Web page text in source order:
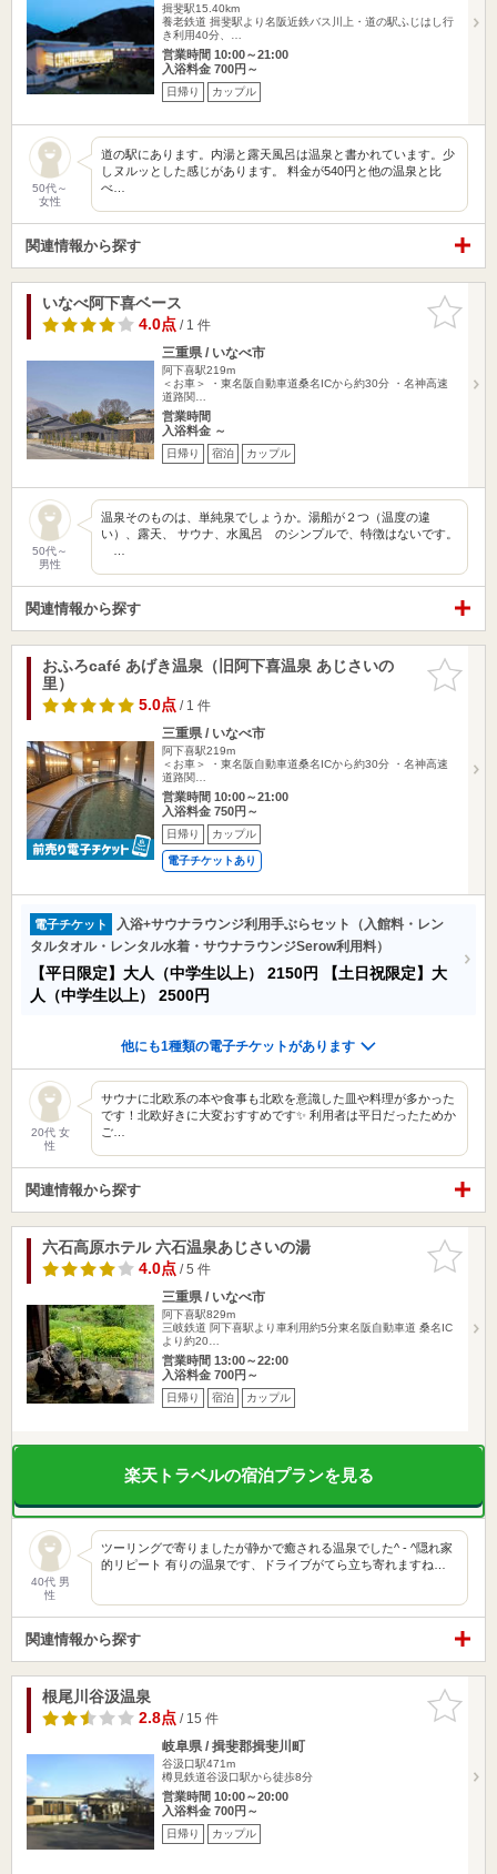
揖斐駅15.40km
養老鉄道 揖斐駅より名阪近鉄バス川上・道の駅ふじはし行
き利用40分、…
営業時間 10:00～21:00
入浴料金 700円～
日帰り カップル
50代～
女性
道の駅にあります。内湯と露天風呂は温泉と書かれています。少
しヌルッとした感じがあります。 料金が540円と他の温泉と比
べ…
関連情報から探す
お気に入
りに追加
いなべ阿下喜ベース
4.0点/ 1 件
三重県 / いなべ市
阿下喜駅219m
＜お車＞ ・東名阪自動車道桑名ICから約30分 ・名神高速
道路関…
営業時間
入浴料金 ～
日帰り 宿泊 カップル
50代～
男性
温泉そのものは、単純泉でしょうか。湯船が２つ（温度の違
い）、露天、 サウナ、水風呂 のシンプルで、特徴はないです。
関連情報から探す
お気に入
りに追加
おふろcafé あげき温泉（旧阿下喜温泉 あじさいの
里）
5.0点/ 1 件
三重県 / いなべ市
阿下喜駅219m
＜お車＞ ・東名阪自動車道桑名ICから約30分 ・名神高速
道路関…
営業時間 10:00～21:00
入浴料金 750円～
日帰り カップル
電子チケットあり
電子チケット
入浴+サウナラウンジ利用手ぶらセット（入館料・レン
タルタオル・レンタル水着・サウナラウンジSerow利用料）
【平日限定】大人（中学生以上） 2150円
【土日祝限定】大
人（中学生以上） 2500円
他にも1種類の電子チケットがあります
20代 女
性
サウナに北欧系の本や食事も北欧を意識した皿や料理が多かった
です！北欧好きに大変おすすめです✨ 利用者は平日だったためか
ご…
関連情報から探す
お気に入
りに追加
六石高原ホテル 六石温泉あじさいの湯
4.0点/ 5 件
三重県 / いなべ市
阿下喜駅829m
三岐鉄道 阿下喜駅より車利用約5分東名阪自動車道 桑名IC
より約20…
営業時間 13:00～22:00
入浴料金 700円～
日帰り 宿泊 カップル
楽天トラベルの宿泊プランを見る
40代 男
性
ツーリングで寄りましたが静かで癒される温泉でした^ - ^隠れ家
的リピート 有りの温泉です、ドライブがてら立ち寄れますね…
関連情報から探す
お気に入
りに追加
根尾川谷汲温泉
2.8点/ 15 件
岐阜県 / 揖斐郡揖斐川町
谷汲口駅471m
樽見鉄道谷汲口駅から徒歩8分
営業時間 10:00～20:00
入浴料金 700円～
日帰り カップル